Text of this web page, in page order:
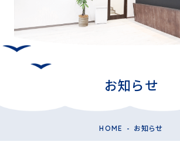
お知らせ
HOME お知らせ